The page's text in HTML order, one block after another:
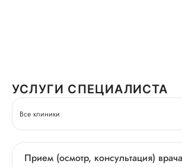
УСЛУГИ СПЕЦИАЛИСТА
Все клиники
Прием (осмотр, консультация)